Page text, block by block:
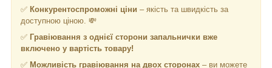
✅ Конкурентоспроможні ціни – якість та швидкість за
доступною ціною. 💸
✅ Гравіювання з однієї сторони запальнички вже
включено у вартість товару!
✅ Можливість гравіювання на двох сторонах – ви можете